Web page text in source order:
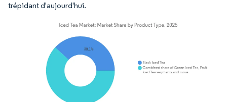
trépidant d'aujourd'hui.